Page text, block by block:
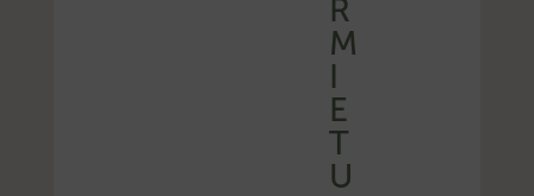
R
M
I
E
T
U